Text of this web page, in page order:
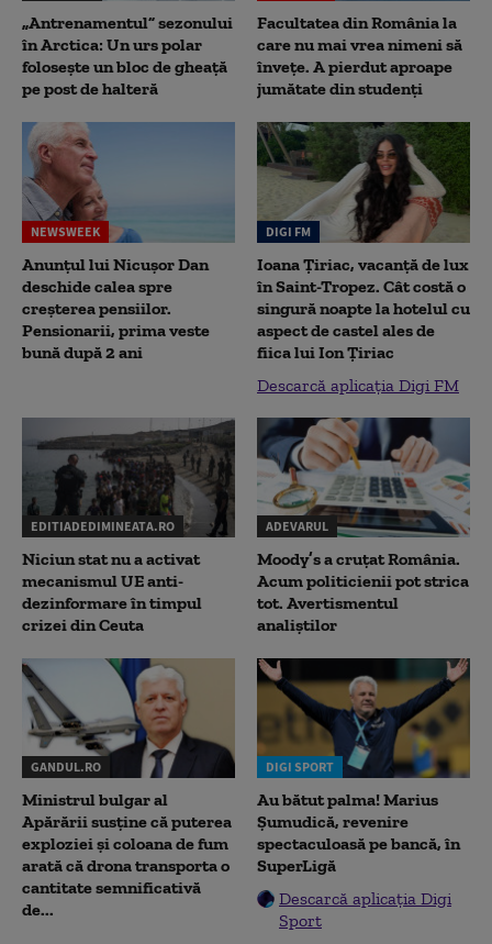
„Antrenamentul” sezonului
în Arctica: Un urs polar
folosește un bloc de gheață
pe post de halteră
Facultatea din România la
care nu mai vrea nimeni să
înveţe. A pierdut aproape
jumătate din studenţi
NEWSWEEK
Anunțul lui Nicușor Dan
deschide calea spre
creșterea pensiilor.
Pensionarii, prima veste
bună după 2 ani
DIGI FM
Ioana Țiriac, vacanță de lux
în Saint-Tropez. Cât costă o
singură noapte la hotelul cu
aspect de castel ales de
fiica lui Ion Țiriac
Descarcă aplicația Digi FM
EDITIADEDIMINEATA.RO
Niciun stat nu a activat
mecanismul UE anti-
dezinformare în timpul
crizei din Ceuta
ADEVARUL
Moody’s a cruțat România.
Acum politicienii pot strica
tot. Avertismentul
analiștilor
GANDUL.RO
Ministrul bulgar al
Apărării susține că puterea
exploziei și coloana de fum
arată că drona transporta o
cantitate semnificativă
de...
DIGI SPORT
Au bătut palma! Marius
Șumudică, revenire
spectaculoasă pe bancă, în
SuperLigă
Descarcă aplicația Digi
Sport